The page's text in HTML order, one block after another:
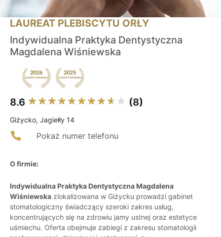
LAUREAT PLEBISCYTU ORŁY
Indywidualna Praktyka Dentystyczna
Magdalena Wiśniewska
8.6 (8)
Giżycko, Jagiełły 14
Pokaż numer telefonu
O firmie:
Indywidualna Praktyka Dentystyczna Magdalena
Wiśniewska zlokalizowana w Giżycku prowadzi gabinet
stomatologiczny świadczący szeroki zakres usług,
koncentrujących się na zdrowiu jamy ustnej oraz estetyce
uśmiechu. Oferta obejmuje zabiegi z zakresu stomatologii